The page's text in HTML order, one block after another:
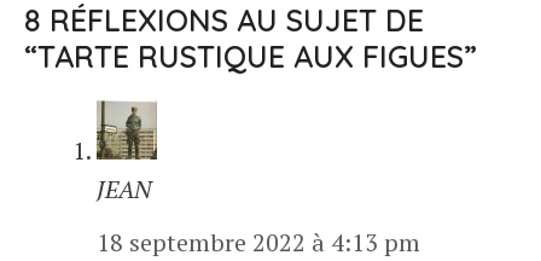
8 RÉFLEXIONS AU SUJET DE
“TARTE RUSTIQUE AUX FIGUES”
JEAN
18 septembre 2022 à 4:13 pm